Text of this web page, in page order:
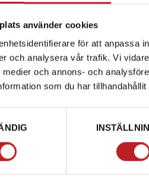
använder cookies
för att anpassa
och analysera vår trafik. Vi
medier och annons- och
som du har
PÅ UNDERSIDAN.